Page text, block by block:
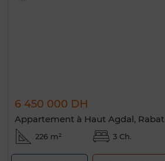
6 450 000 DH
Appartement à Haut Agdal, Rabat
226 m² 3 Ch.